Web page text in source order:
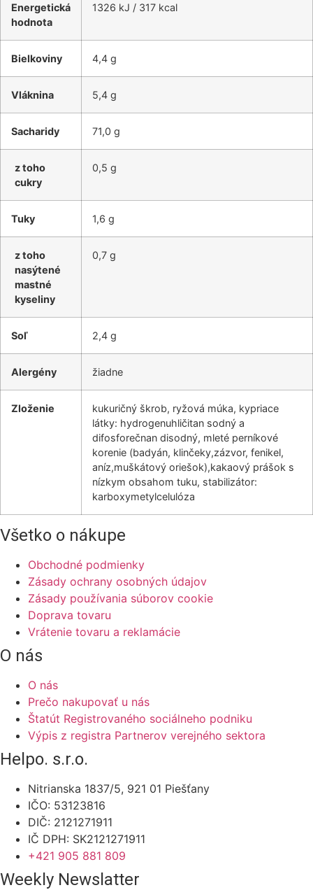
Energetická
hodnota
1326 kJ / 317 kcal
Bielkoviny 4,4 g
Vláknina 5,4 g
Sacharidy 71,0 g
z toho
cukry
0,5 g
Tuky 1,6 g
z toho
nasýtené
mastné
kyseliny
0,7 g
Soľ 2,4 g
Alergény žiadne
Zloženie
kukuričný škrob, ryžová múka, kypriace
látky: hydrogenuhličitan sodný a
difosforečnan disodný, mleté perníkové
korenie (badyán, klinčeky,zázvor, fenikel,
aníz,muškátový oriešok),kakaový prášok s
nízkym obsahom tuku, stabilizátor:
karboxymetylcelulóza
Všetko o nákupe
Obchodné podmienky
Zásady ochrany osobných údajov
Zásady používania súborov cookie
Doprava tovaru
Vrátenie tovaru a reklamácie
O nás
O nás
Prečo nakupovať u nás
Štatút Registrovaného sociálneho podniku
Výpis z registra Partnerov verejného sektora
Helpo. s.r.o.
Nitrianska 1837/5, 921 01 Piešťany
IČO: 53123816
DIČ: 2121271911
IČ DPH: SK2121271911
+421 905 881 809
Weekly Newslatter